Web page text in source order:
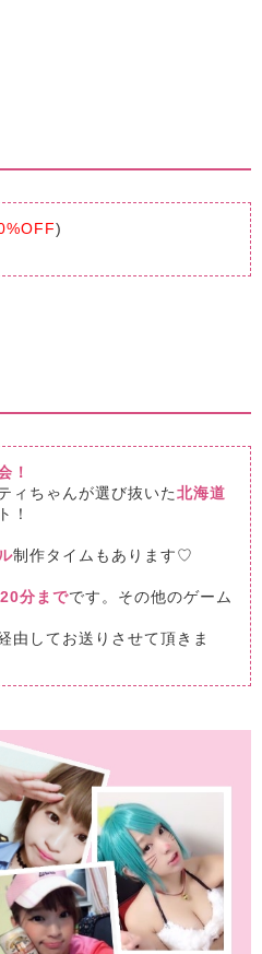
)
！
ィちゃんが選び抜いた北海道
！
制作タイムもあります♡
分までです。その他のゲーム
由してお送りさせて頂きま